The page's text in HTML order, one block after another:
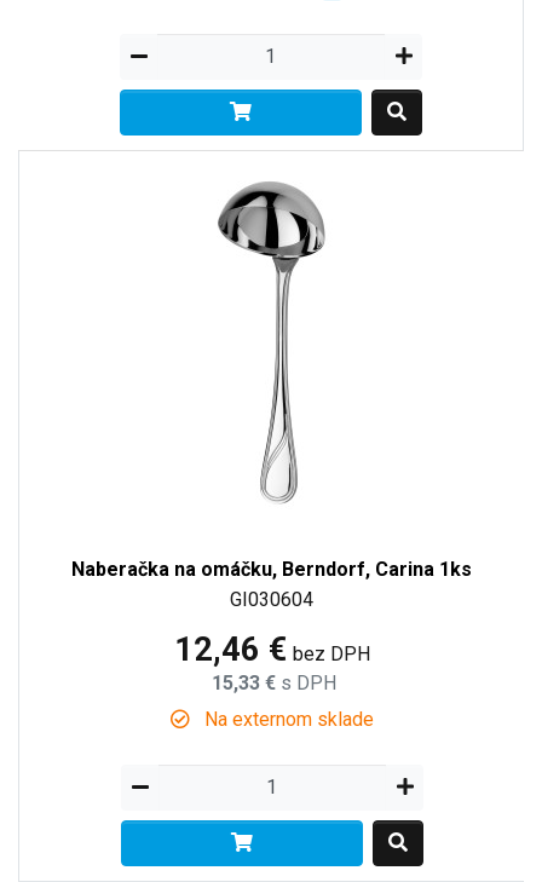
Naberačka na omáčku, Berndorf, Carina 1ks
GI030604
12,46 € bez DPH
15,33 € s DPH
Na externom sklade